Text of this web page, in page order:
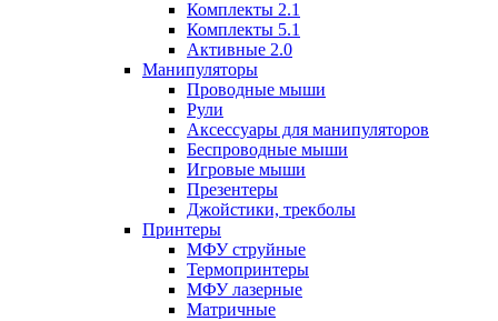
Комплекты 2.1
Комплекты 5.1
Активные 2.0
Манипуляторы
Проводные мыши
Рули
Аксессуары для манипуляторов
Беспроводные мыши
Игровые мыши
Презентеры
Джойстики, трекболы
Принтеры
МФУ струйные
Термопринтеры
МФУ лазерные
Матричные